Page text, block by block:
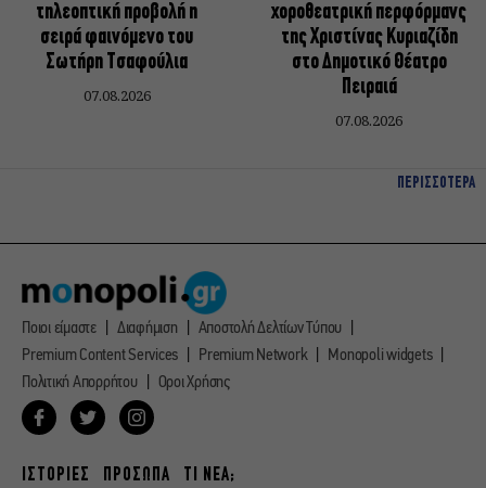
τηλεοπτική προβολή η
σειρά φαινόμενο του
Σωτήρη Τσαφούλια
07.08.2026
χοροθεατρική περφόρμανς
της Χριστίνας Κυριαζίδη
στο Δημοτικό Θέατρο
Πειραιά
07.08.2026
ΠΕΡΙΣΣΟΤΕΡΑ
Ποιοι είμαστε Διαφήμιση
Αποστολή Δελτίων Τύπου
Premium Content Services
Premium Network
Monopoli widgets
Πολιτική Απορρήτου
Οροι Χρήσης
ΙΣΤΟΡΙΕΣ ΠΡΟΣΩΠΑ ΤΙ ΝΕΑ;